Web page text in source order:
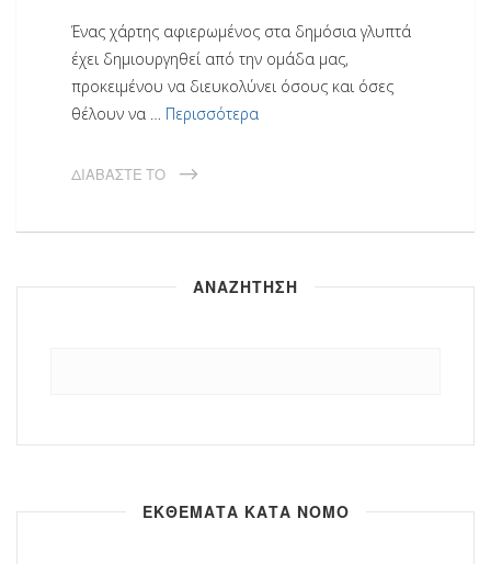
Ένας χάρτης αφιερωμένος στα δημόσια γλυπτά
έχει δημιουργηθεί από την ομάδα μας,
προκειμένου να διευκολύνει όσους και όσες
θέλουν να … Περισσότερα
ΔΙΑΒΆΣΤΕ ΤΟ
ΑΝΑΖΗΤΗΣΗ
ΕΚΘΕΜΑΤΑ ΚΑΤΑ ΝΟΜΟ